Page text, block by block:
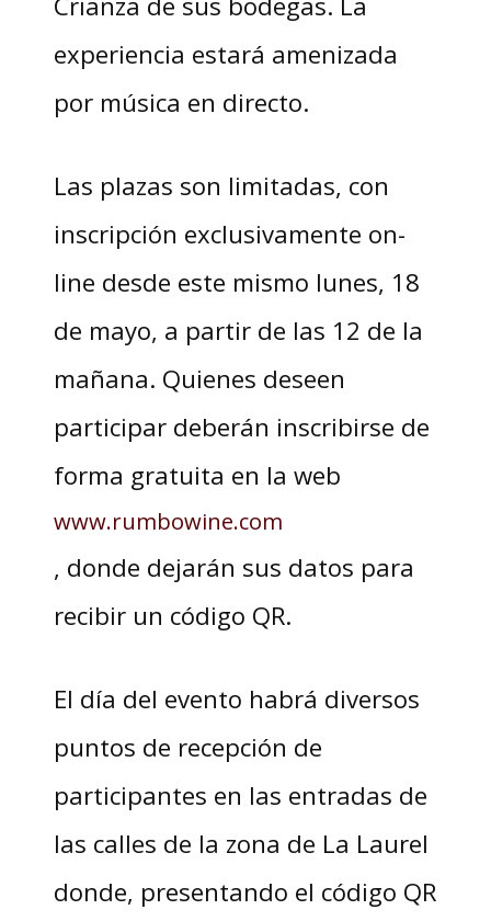
experiencia estará amenizada
por música en directo.
Las plazas son limitadas, con
inscripción exclusivamente on-
line desde este mismo lunes, 18
de mayo, a partir de las 12 de la
mañana. Quienes deseen
participar deberán inscribirse de
forma gratuita en la web
www.rumbowine.com
, donde dejarán sus datos para
recibir un código QR.
El día del evento habrá diversos
puntos de recepción de
participantes en las entradas de
las calles de la zona de La Laurel
donde, presentando el código QR